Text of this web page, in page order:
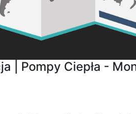
| Pompy Ciepła -